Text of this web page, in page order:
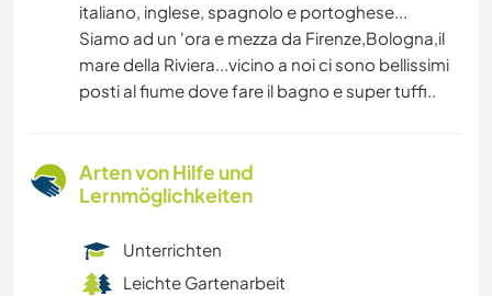
italiano, inglese, spagnolo e portoghese...
Siamo ad un 'ora e mezza da Firenze,Bologna,il
mare della Riviera...vicino a noi ci sono bellissimi
posti al fiume dove fare il bagno e super tuffi..
Arten von Hilfe und
Lernmöglichkeiten
Unterrichten
Leichte Gartenarbeit